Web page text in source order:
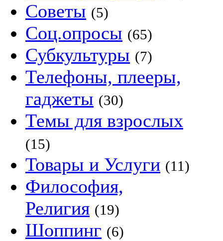
Советы (5)
Соц.опросы (65)
Субкультуры (7)
Телефоны, плееры,
гаджеты (30)
Темы для взрослых
(15)
Товары и Услуги (11)
Философия,
Религия (19)
Шоппинг (6)